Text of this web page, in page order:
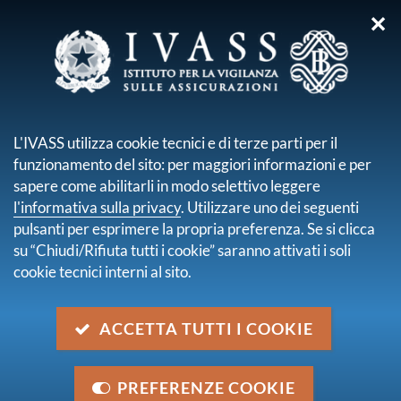
sei qui:
INDICATORI MEDI
COSTI IMPRESE VITA
Le elaborazioni confrontano su base quinquennale
imprese esercenti le assicurazioni sulla vita, con
particolare riferimento all’incidenza delle spese di
gestione sull’ammontare dei premi lordi e alla
composizione dei costi di natura commerciale. Viene
✕
L'IVASS utilizza cookie tecnici e di terze parti per il
funzionamento del sito: per maggiori informazioni e per
sapere come abilitarli in modo selettivo leggere
l'informativa sulla privacy. Utilizzare uno dei seguenti
pulsanti per esprimere la propria preferenza. Se si clicca
su “Chiudi/Rifiuta tutti i cookie” saranno attivati i soli
cookie tecnici interni al sito.
ACCETTA TUTTI I COOKIE
PREFERENZE COOKIE